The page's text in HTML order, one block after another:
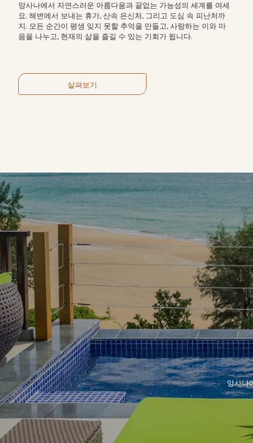
앙사나에서 자연스러운 아름다움과 끝없는 가능성의 세계를 여세
요. 해변에서 보내는 휴가, 산속 은신처, 그리고 도심 속 피난처까
지. 모든 순간이 평생 잊지 못할 추억을 만들고, 사랑하는 이와 마
음을 나누고, 현재의 삶을 즐길 수 있는 기회가 됩니다.
살펴보기
앙사나